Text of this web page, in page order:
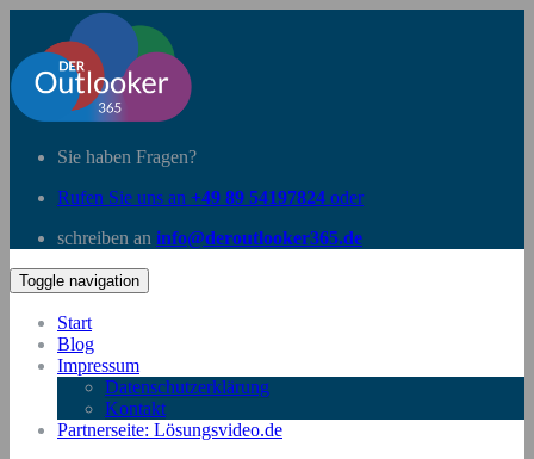
Sie haben Fragen?
Rufen Sie uns an +49 89 54197824 oder
schreiben an info@deroutlooker365.de
Toggle navigation
Start
Blog
Impressum
Datenschutzerklärung
Kontakt
Partnerseite: Lösungsvideo.de